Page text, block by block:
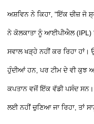
ਅਸ਼ਵਿਨ ਨੇ ਕਿਹਾ, "ਇੱਕ ਚੀਜ਼ ਜੋ
ਨੇ ਕੋਲਕਾਤਾ ਨੂੰ ਆਈਪੀਐਲ (IPL)
ਸਵਾਲ ਖੜ੍ਹੇ ਨਹੀਂ ਕਰ ਰਿਹਾ
ਹੁੰਦੀਆਂ ਹਨ, ਪਰ ਟੀਮ ਦੇ ਵੀ ਕੁਝ
ਕਪਤਾਨ ਵਜੋਂ ਇੱਕ ਵੱਡੀ ਪਸੰਦ
ਲਈ ਨਹੀਂ ਚੁਣਿਆ ਜਾ ਰਿਹਾ, ਤਾਂ